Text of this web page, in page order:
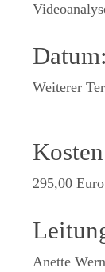
Datum:
Weiterer
295,00 Euro
Anette